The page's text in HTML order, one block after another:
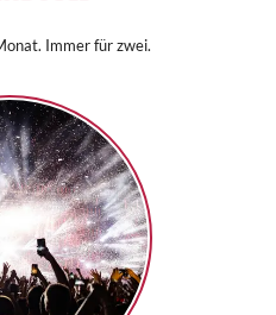
Immer für zwei.